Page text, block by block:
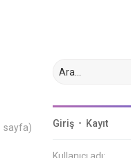
sayfa) Giriş • Kayıt